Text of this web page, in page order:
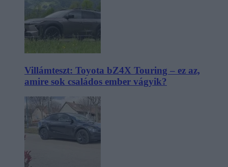
Villámteszt: Toyota bZ4X Touring – ez az,
amire sok családos ember vágyik?